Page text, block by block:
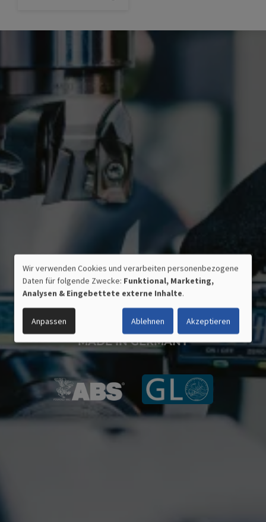
ZERTIFIZIERTE QUALITÄT
MADE IN GERMANY
VERWENDUNG
PERSONENBEZOGENER
DATEN
UND
COOKIES
Wir verwenden Cookies und verarbeiten personenbezogene
Daten für folgende Zwecke: Funktional, Marketing,
Analysen & Eingebettete externe Inhalte.
Anpassen Ablehnen Akzeptieren